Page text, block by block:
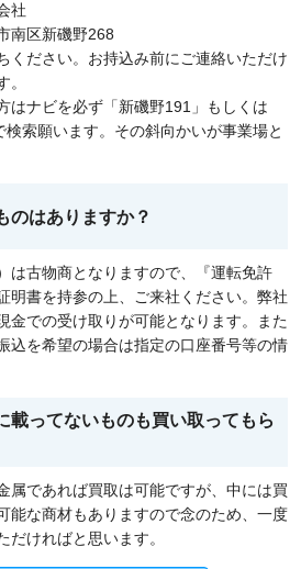
社
南区新磯野268
ください。お持込み前にご連絡いただけ
。
はナビを必ず「新磯野191」もしくは
検索願います。その斜向かいが事業場と
のはありますか？
は古物商となりますので、『運転免許
明書を持参の上、ご来社ください。弊社
金での受け取りが可能となります。また
込を希望の場合は指定の口座番号等の情
載ってないものも買い取ってもら
属であれば買取は可能ですが、中には買
能な商材もありますので念のため、一度
だければと思います。